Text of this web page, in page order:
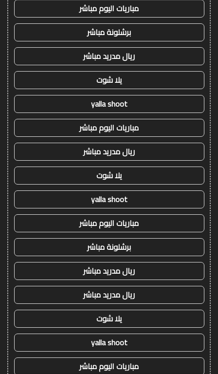
مباريات اليوم مباشر
برشلونة مباشر
ريال مدريد مباشر
يلا شوت
yalla shoot
مباريات اليوم مباشر
ريال مدريد مباشر
يلا شوت
yalla shoot
مباريات اليوم مباشر
برشلونة مباشر
ريال مدريد مباشر
ريال مدريد مباشر
يلا شوت
yalla shoot
مباريات اليوم مباشر